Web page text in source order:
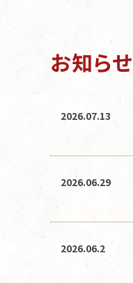
お知らせ
2026.07.13
2026.06.29
2026.06.2